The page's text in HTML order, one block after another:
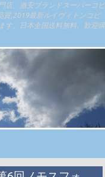
店、激安ブランドスーパーコピ
質,2019最新ルイヴィトンコピ
す。日本全国送料無料、歓迎購